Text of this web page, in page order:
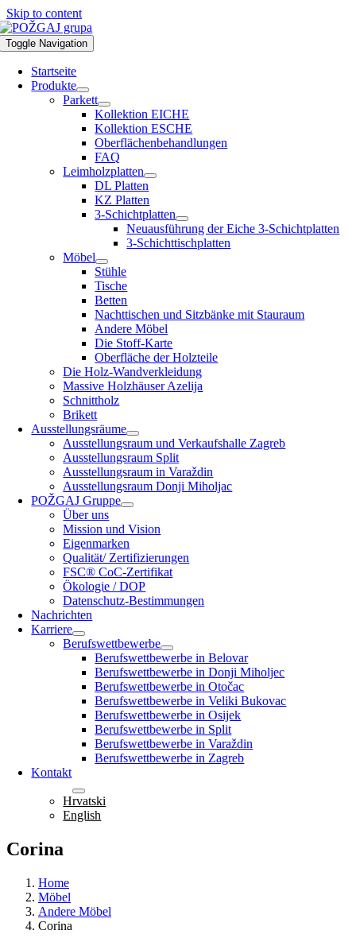
Skip to content
Toggle Navigation
Startseite
Produkte
Parkett
Kollektion EICHE
Kollektion ESCHE
Oberflächenbehandlungen
FAQ
Leimholzplatten
DL Platten
KZ Platten
3-Schichtplatten
Neuausführung der Eiche 3-Schichtplatten
3-Schichttischplatten
Möbel
Stühle
Tische
Betten
Nachttischen und Sitzbänke mit Stauraum
Andere Möbel
Die Stoff-Karte
Oberfläche der Holzteile
Die Holz-Wandverkleidung
Massive Holzhäuser Azelija
Schnittholz
Brikett
Ausstellungsräume
Ausstellungsraum und Verkaufshalle Zagreb
Ausstellungsraum Split
Ausstellungsraum in Varaždin
Ausstellungsraum Donji Miholjac
POŽGAJ Gruppe
Über uns
Mission und Vision
Eigenmarken
Qualität/ Zertifizierungen
FSC® CoC-Zertifikat
Ökologie / DOP
Datenschutz-Bestimmungen
Nachrichten
Karriere
Berufswettbewerbe
Berufswettbewerbe in Belovar
Berufswettbewerbe in Donji Miholjec
Berufswettbewerbe in Otočac
Berufswettbewerbe in Veliki Bukovac
Berufswettbewerbe in Osijek
Berufswettbewerbe in Split
Berufswettbewerbe in Varaždin
Berufswettbewerbe in Zagreb
Kontakt
Deutsch
Hrvatski
English
Corina
Home
Möbel
Andere Möbel
Corina